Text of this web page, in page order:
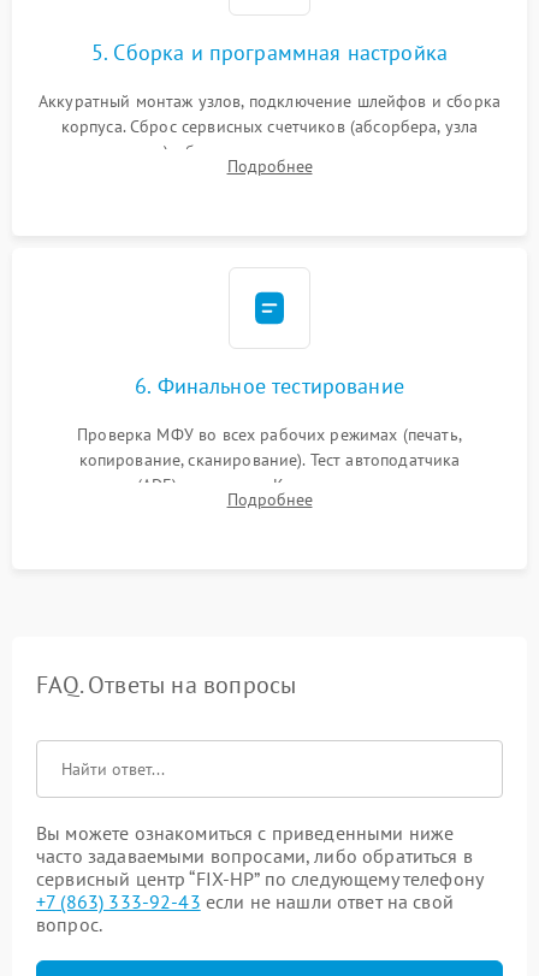
5. Сборка и программная настройка
Аккуратный монтаж узлов, подключение шлейфов и сборка
корпуса. Сброс сервисных счетчиков (абсорбера, узла
закрепления), обновление прошивки и программная
калибровка цветопередачи и позиционирования сканера.
Подробнее
6. Финальное тестирование
Проверка МФУ во всех рабочих режимах (печать,
копирование, сканирование). Тест автоподатчика
документов (ADF) и дуплекса. Контроль качества отпечатка
на отсутствие серого фона, полос и надежность запекания
Подробнее
FAQ. Ответы на вопросы
Вы можете ознакомиться с приведенными ниже
часто задаваемыми вопросами, либо обратиться в
сервисный центр “FIX-HP” по следующему телефону
+7 (863) 333-92-43 если не нашли ответ на свой
вопрос.